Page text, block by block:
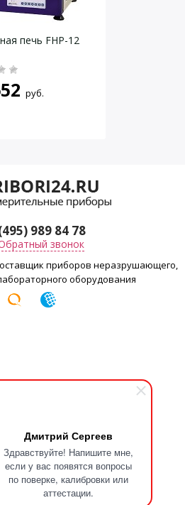
Дмитрий Сергеев
Здравствуйте! Напишите мне,
если у вас появятся вопросы
по поверке, калибровки или
аттестации.
персональных данных
печь FHP-12
руб.
989 84 78
звонок
приборов неразрушающего,
оборудования